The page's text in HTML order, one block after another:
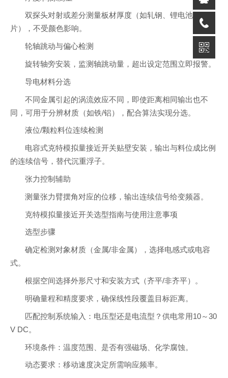
双探头对射或差分测量板材厚度（如轧钢、锂电池极
片），不受颜色影响。
轮轴跳动与偏心检测
旋转轴旁安装，监测轴跳动量，超出设定范围立即报警。
导电材料分选
不同金属引起的涡流效应不同，即使距离相同输出也不
同，可用于分辨材质（如铁/铝），配合算法实现分选。
液位/颗粒料位连续检测
电容式克特模拟量接近开关贴壁安装，输出与料位成比例
的连续信号，替代沉重浮子。
张力控制辅助
测量张力臂摆角对应的位移，输出连续信号给变频器。
克特模拟量接近开关选型指南与使用注意事项
选型步骤
确定检测对象材质（金属/非金属），选择电感式或电容
式。
根据空间选择外形尺寸和安装方式（齐平/非齐平）。
明确量程和精度要求，确保线性段覆盖目标距离。
匹配控制系统输入：电压型还是电流型？供电常用10～30
V DC。
环境条件：温度范围、是否有强磁场、化学腐蚀。
动态要求：移动速度决定所需响应频率。